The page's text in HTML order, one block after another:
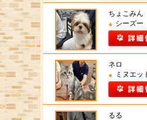
ちょこみん
シーズー
ネロ
ミヌエッ
るる